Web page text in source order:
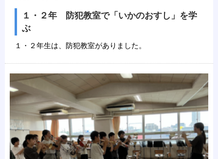
１・２年 防犯教室で「いかのおすし」を学
ぶ
１・２年生は、防犯教室がありました。